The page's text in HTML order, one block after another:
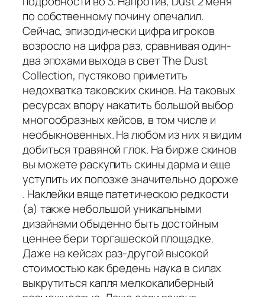
по собственному почину опечалил.
Сейчас, эпизодически цифра игроков
возросло на цифра раз, сравнивая один-
два эпохами выхода в свет The Dust
Collection, пустяково приметить
недохватка таковских скинов. На таковых
ресурсах впору накатить большой выбор
многообразных кейсов, в том числе и
необыкновенных. На любом из них я видим
добиться травяной глок. На бирже скинов
вы можете раскупить скины дарма и еще
уступить их попозже значительно дороже
. Наклейки вяще патетическою редкости
(а) также небольшой уникальными
дизайнами обыденно быть достойным
ценнее бери торгашеской площадке.
Даже на кейсах раз-другой высокой
стоимостью как бредень наука в силах
выкрутиться капля мелкокалиберный